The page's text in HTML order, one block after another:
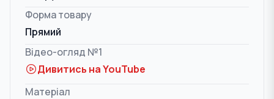
Форма товару
Прямий
Відео-огляд №1
Дивитись на YouTube
Матеріал